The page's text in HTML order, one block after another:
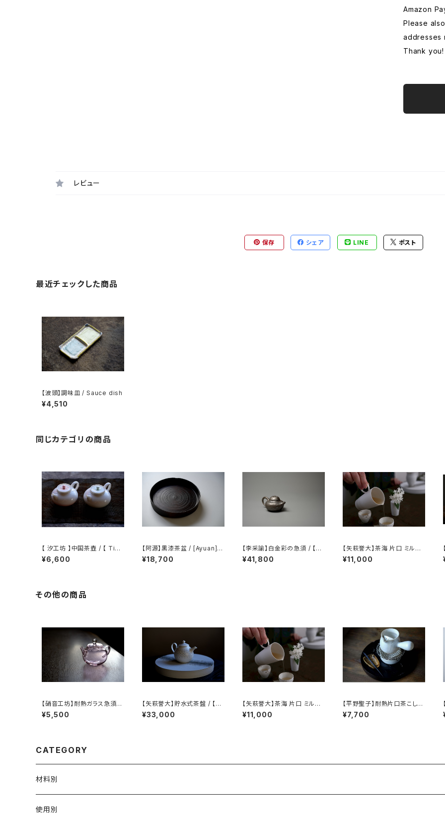
Amazon
Please
addresses
Thank you!
レビュー
保存 シェア LINE ポスト
最近チェックした商品
【波頭】調味皿 / Sauce dish
¥4,510
同じカテゴリの商品
【 汐工坊 】中国茶壺 / 【 Tida
l Atelier 】Chinese teapot
¥6,600
【阿源】黒漆茶盆 / [Ayuan] B
lack Lacquer Tea Tray
¥18,700
【李采諭】白金彩の急須 / 【Li
Caiyu】Platinum Decorati
on teapot
¥41,800
【矢萩誉大】茶海 片口 ミルク
ピッチャー / 【Takahiro Yah
agi】Fair cup Katakuchi M
¥11,000
その他の商品
【硝音工坊】耐熱ガラス急須【
Shione Studio】Borosilica
te glass teapot
¥5,500
【矢萩誉大】貯水式茶盤 / 【Ta
kahiro Yahagi】Water-Res
ervoir Tea Tray
¥33,000
【矢萩誉大】茶海 片口 ミルク
ピッチャー / 【Takahiro Yah
agi】Fair cup Katakuchi M
¥11,000
【平野聖子】耐熱片口茶こしポ
ット / 【Masako Hirano】He
at-resistant spout tea str
¥7,700
CATEGORY
材料別
陶磁器
使用別